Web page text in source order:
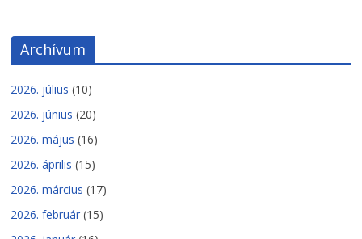
Archívum
2026. július (10)
2026. június (20)
2026. május (16)
2026. április (15)
2026. március (17)
2026. február (15)